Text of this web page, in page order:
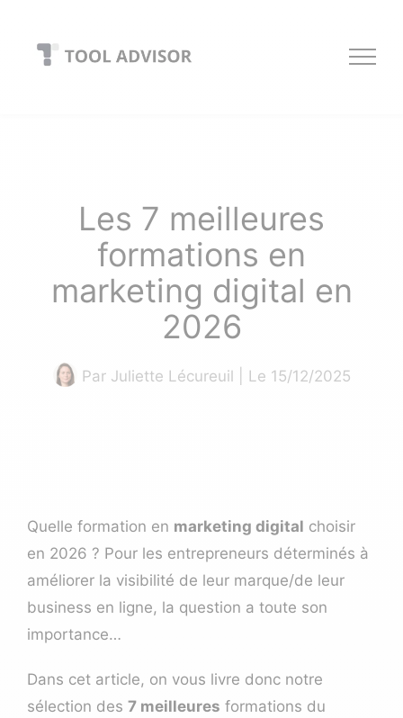
content
Les 7 meilleures
formations en
marketing digital en
2026
Par Juliette Lécureuil | Le 15/12/2025
Quelle formation en marketing digital choisir
en 2026 ? Pour les entrepreneurs déterminés à
améliorer la visibilité de leur marque/de leur
business en ligne, la question a toute son
importance…
Dans cet article, on vous livre donc notre
sélection des 7 meilleures formations du